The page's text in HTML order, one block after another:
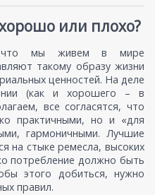
или плохо?
что мы живем в мире
такому образу жизни
ценностей. На деле
(как и хорошего – в
все согласятся, что
практичными, но и «для
гармоничными. Лучшие
на стыке ремесла, высоких
потребление должно быть
этого добиться, нужно
правил.